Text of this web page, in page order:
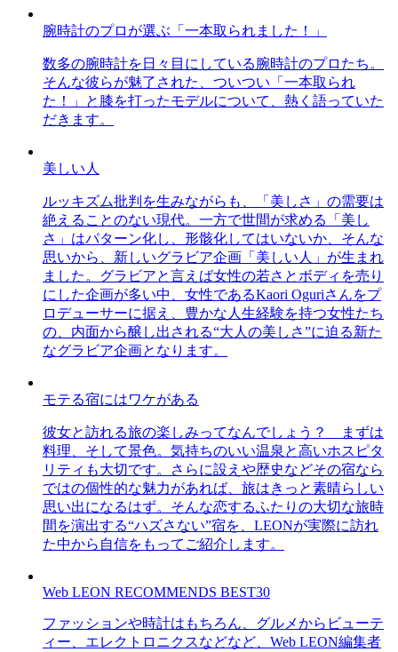
腕時計のプロが選ぶ「一本取られました！」
数多の腕時計を日々目にしている腕時計のプロたち。
そんな彼らが魅了された、ついつい「一本取られ
た！」と膝を打ったモデルについて、熱く語っていた
だきます。
美しい人
ルッキズム批判を生みながらも、「美しさ」の需要は
絶えることのない現代。一方で世間が求める「美し
さ」はパターン化し、形骸化してはいないか、そんな
思いから、新しいグラビア企画「美しい人」が生まれ
ました。グラビアと言えば女性の若さとボディを売り
にした企画が多い中、女性であるKaori Oguriさんをプ
ロデューサーに据え、豊かな人生経験を持つ女性たち
の、内面から醸し出される“大人の美しさ”に迫る新た
なグラビア企画となります。
モテる宿にはワケがある
彼女と訪れる旅の楽しみってなんでしょう？ まずは
料理、そして景色。気持ちのいい温泉と高いホスピタ
リティも大切です。さらに設えや歴史などその宿なら
ではの個性的な魅力があれば、旅はきっと素晴らしい
思い出になるはず。そんな恋するふたりの大切な旅時
間を演出する“ハズさない”宿を、LEONが実際に訪れ
た中から自信をもってご紹介します。
Web LEON RECOMMENDS BEST30
ファッションや時計はもちろん、グルメからビューテ
ィー、エレクトロニクスなどなど、Web LEON編集者